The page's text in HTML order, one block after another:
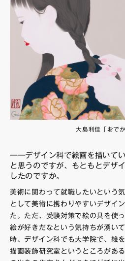
大島利佳「おでか
――デザイン科で絵画を描いて
と思うのですが、もともとデザ
したのですか。
美術に関わって就職したいという
として美術に携わりやすいデザイ
た。ただ、受験対策で絵の具を使
絵が好きだなという気持ちが湧い
時、デザイン科でも大学院で、絵
描画装飾研究室というところがあ